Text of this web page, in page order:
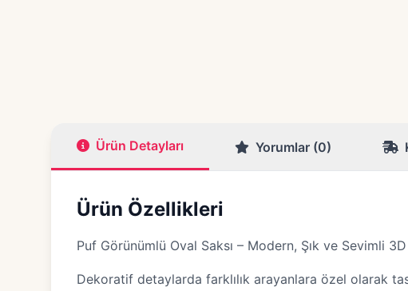
Ürün Detayları Yorumlar (0)
Ürün Özellikleri
Puf Görünümlü Oval Saksı – Modern, Şık ve Sevimli 3D
Dekoratif detaylarda farklılık arayanlara özel olarak